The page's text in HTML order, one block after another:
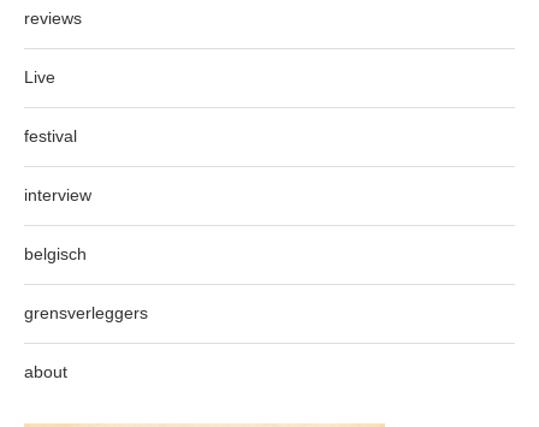
reviews
Live
festival
interview
belgisch
grensverleggers
about